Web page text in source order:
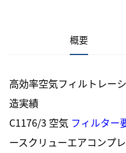
概要
高効率空気フィルトレー
造実績
C1176/3 空気 フィルター
ースクリューエアコンプ